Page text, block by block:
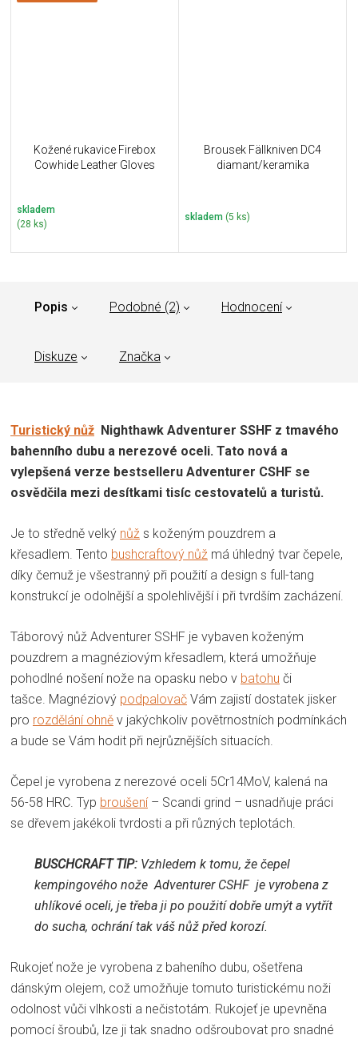
Kožené rukavice Firebox
Cowhide Leather Gloves
skladem
(28 ks)
Brousek Fällkniven DC4
diamant/keramika
skladem (5 ks)
Popis Podobné (2) Hodnocení
Diskuze Značka
Turistický nůž Nighthawk Adventurer SSHF z tmavého
bahenního dubu a nerezové oceli. Tato nová a
vylepšená verze bestselleru Adventurer CSHF se
osvědčila mezi desítkami tisíc cestovatelů a turistů.
Je to středně velký nůž s koženým pouzdrem a
křesadlem. Tento bushcraftový nůž má úhledný tvar čepele,
díky čemuž je všestranný při použití a design s full-tang
konstrukcí je odolnější a spolehlivější i při tvrdším zacházení.
Táborový nůž Adventurer SSHF je vybaven koženým
pouzdrem a magnéziovým křesadlem, která umožňuje
pohodlné nošení nože na opasku nebo v batohu či
tašce. Magnéziový podpalovač Vám zajistí dostatek jisker
pro rozdělání ohně v jakýchkoliv povětrnostních podmínkách
a bude se Vám hodit při nejrůznějších situacích.
Čepel je vyrobena z nerezové oceli 5Cr14MoV, kalená na
56-58 HRC. Typ broušení– Scandi grind – usnadňuje práci
se dřevem jakékoli tvrdosti a při různých teplotách.
BUSCHCRAFT TIP: Vzhledem k tomu, že čepel
kempingového nožeAdventurer CSHFje vyrobena z
uhlíkové oceli, je třeba ji po použití dobře umýt a vytřít
do sucha, ochrání tak váš nůž před korozí.
Rukojeť nože je vyrobena z baheního dubu, ošetřena
dánským olejem, což umožňuje tomuto turistickému noži
odolnost vůči vlhkosti a nečistotám. Rukojeť je upevněna
pomocí šroubů, lze ji tak snadno odšroubovat pro snadné